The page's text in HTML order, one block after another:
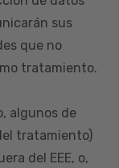
sus
que no
tratamiento.
algunos de
tratamiento)
del EEE, o,